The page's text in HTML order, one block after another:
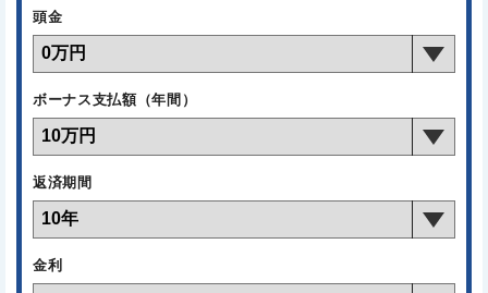
頭金
ボーナス支払額（年間）
返済期間
金利